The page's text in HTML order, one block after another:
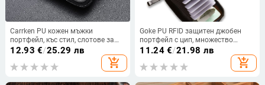
Carrken PU кожен мъжки
портфейл, къс стил, слотове за
карти, ежедневна употреба,
12.93 €/25.29 лв
add_shopping_cart
Goke PU RFID защитен джобен
портфейл с цип, множество
отделения за карти, голям
11.24€/21.98 лв
add_shopping_cart